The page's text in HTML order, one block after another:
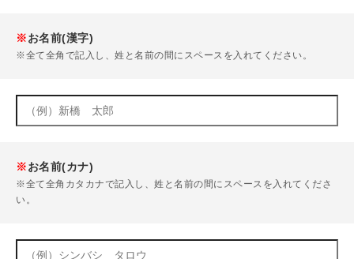
※お名前(漢字)
※全て全角で記入し、姓と名前の間にスペースを入れてください。
※お名前(カナ)
※全て全角カタカナで記入し、姓と名前の間にスペースを入れてくださ
い。